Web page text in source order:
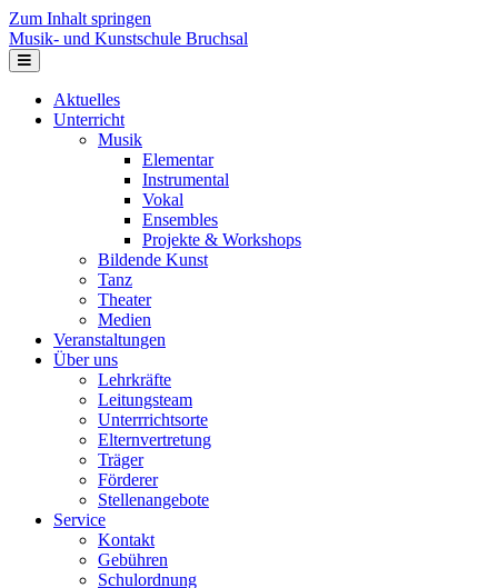
Zum Inhalt springen
Musik- und Kunstschule Bruchsal
Navigation
Aktuelles
Unterricht
Musik
Elementar
Instrumental
Vokal
Ensembles
Projekte & Workshops
Bildende Kunst
Tanz
Theater
Medien
Veranstaltungen
Über uns
Lehrkräfte
Leitungsteam
Unterrrichtsorte
Elternvertretung
Träger
Förderer
Stellenangebote
Service
Kontakt
Gebühren
Schulordnung